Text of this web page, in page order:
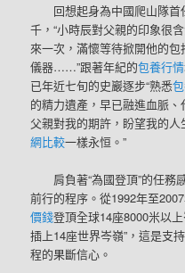
回想起身為中國爬山隊
千，“小時辰對父親的印象很
來一次，滿懷等待掀開他的
儀器……”跟著年紀的包養行情
已年近七旬的史巖逐步“熟悉
的精力遺產，早已融進血脈
父親對我的期許，盼望我的
網比較一樣永恒。”
肩負著“為國登頂”的任
前行的程序。從1992年至
價錢登頂全球14座8000米以
插上14座世界岑嶺”，這是支
程的果斷信心。